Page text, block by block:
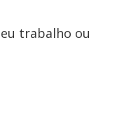
trabalho ou